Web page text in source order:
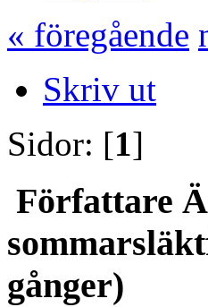
« föregående
Skriv ut
Sidor: [1]
Författare
gånger)